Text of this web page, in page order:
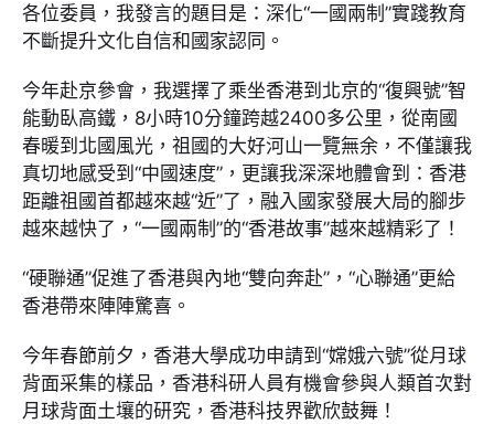
各位委員，我發言的題目是：深化“一國兩制”實踐教育
不斷提升文化自信和國家認同。
今年赴京參會，我選擇了乘坐香港到北京的“復興號”智
能動臥高鐵，8小時10分鐘跨越2400多公里，從南國
春暖到北國風光，祖國的大好河山一覽無余，不僅讓我
真切地感受到“中國速度”，更讓我深深地體會到：香港
距離祖國首都越來越“近”了，融入國家發展大局的腳步
越來越快了，“一國兩制”的“香港故事”越來越精彩了！
“硬聯通”促進了香港與內地“雙向奔赴”，“心聯通”更給
香港帶來陣陣驚喜。
今年春節前夕，香港大學成功申請到“嫦娥六號”從月球
背面采集的樣品，香港科研人員有機會參與人類首次對
月球背面土壤的研究，香港科技界歡欣鼓舞！